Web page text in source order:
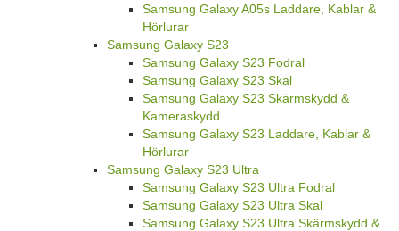
Samsung Galaxy A05s Laddare, Kablar &
Hörlurar
Samsung Galaxy S23
Samsung Galaxy S23 Fodral
Samsung Galaxy S23 Skal
Samsung Galaxy S23 Skärmskydd &
Kameraskydd
Samsung Galaxy S23 Laddare, Kablar &
Hörlurar
Samsung Galaxy S23 Ultra
Samsung Galaxy S23 Ultra Fodral
Samsung Galaxy S23 Ultra Skal
Samsung Galaxy S23 Ultra Skärmskydd &